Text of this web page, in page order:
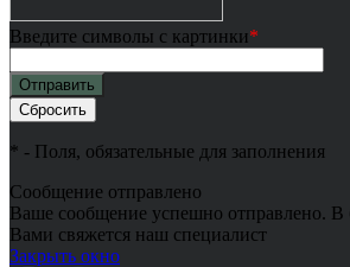
Введите символы с картинки*
* - Поля, обязательные для заполнения
Сообщение отправлено
Ваше сообщение успешно отправлено. В
Вами свяжется наш специалист
Закрыть окно